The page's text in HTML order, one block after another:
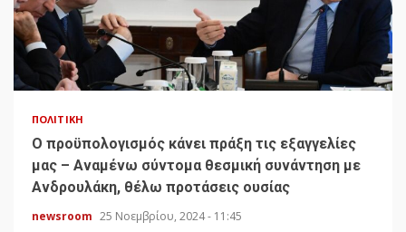
ΠΟΛΙΤΙΚΉ
Ο προϋπολογισμός κάνει πράξη τις εξαγγελίες
μας – Αναμένω σύντομα θεσμική συνάντηση με
Ανδρουλάκη, θέλω προτάσεις ουσίας
newsroom 25 Νοεμβρίου, 2024 - 11:45